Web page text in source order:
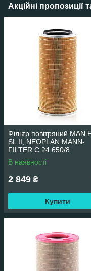
Акційні пропозиції
Фільтр повітряний MAN
SL II; NEOPLAN MANN-
FILTER C 24 650/8
В наявності
2 849 ₴
Купити